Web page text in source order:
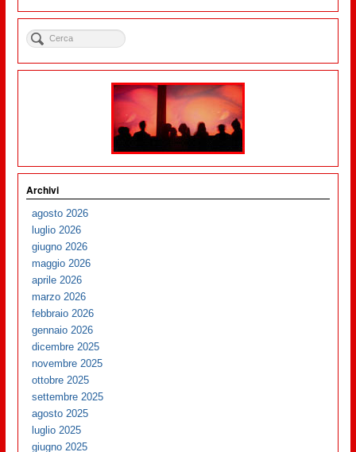
Archivi
agosto 2026
luglio 2026
giugno 2026
maggio 2026
aprile 2026
marzo 2026
febbraio 2026
gennaio 2026
dicembre 2025
novembre 2025
ottobre 2025
settembre 2025
agosto 2025
luglio 2025
giugno 2025